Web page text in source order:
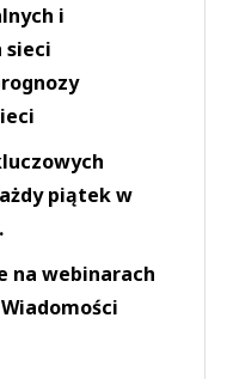
i
sieci
piątek w
na webinarach